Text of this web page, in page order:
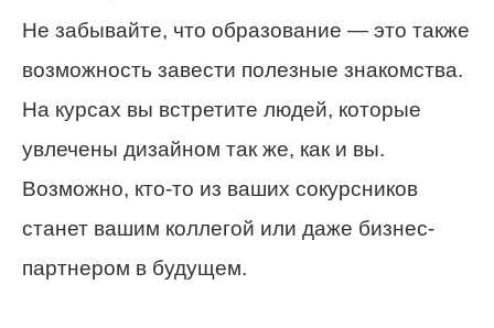
Не забывайте, что образование — это также
возможность завести полезные знакомства.
На курсах вы встретите людей, которые
увлечены дизайном так же, как и вы.
Возможно, кто-то из ваших сокурсников
станет вашим коллегой или даже бизнес-
партнером в будущем.